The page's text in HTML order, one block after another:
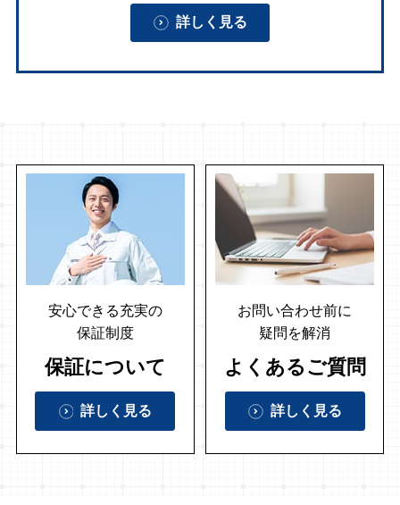
詳しく見る
安心できる充実の
保証制度
保証について
詳しく見る
お問い合わせ前に
疑問を解消
よくあるご質問
詳しく見る